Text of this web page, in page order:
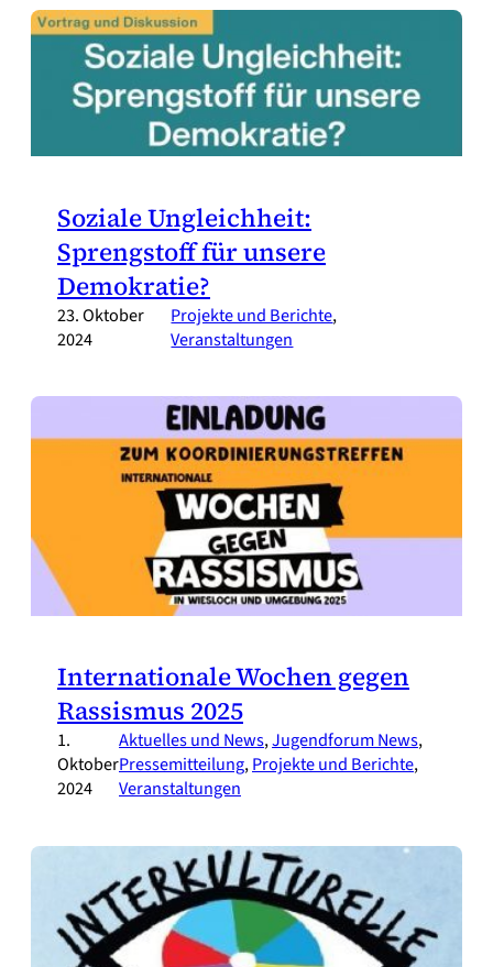
Soziale Ungleichheit:
Sprengstoff für unsere
Demokratie?
23. Oktober
2024
Projekte und Berichte
Veranstaltungen
Internationale Wochen gegen
Rassismus 2025
1.
Oktober
2024
Aktuelles und News, Jugendforum News
Pressemitteilung, Projekte und Berichte
Veranstaltungen